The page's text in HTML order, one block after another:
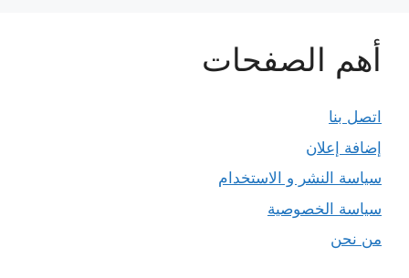
أهم الصفحات
اتصل بنا
إضافة إعلان
سياسة النشر و الاستخدام
سياسة الخصوصية
من نحن